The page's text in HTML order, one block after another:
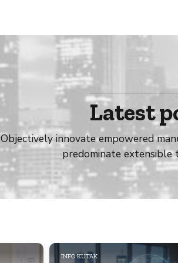
Latest
Objectively innovate empowered
predominate extensible
INFO KUTAK